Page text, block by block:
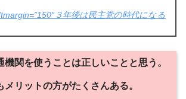
３年後は民主党の時代になる
関を使うことは正しいことと思う。
メリットの方がたくさんある。